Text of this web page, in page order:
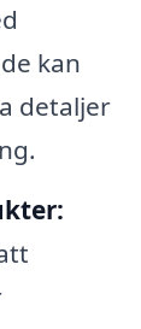
kan
detaljer